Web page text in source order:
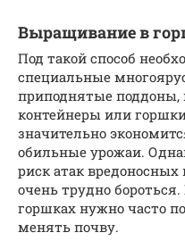
Выращивание в
Под такой способ
специальные
приподнятые
контейнеры или
значительно
обильные урожаи.
риск атак
очень трудно
горшках нужно часто
менять почву.